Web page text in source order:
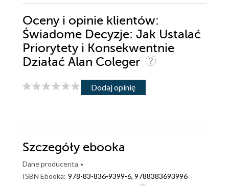
Oceny i opinie klientów:
Świadome Decyzje: Jak Ustalać
Priorytety i Konsekwentnie
Działać Alan Coleger
Dodaj opinię
Szczegóły ebooka
Dane producenta »
ISBN Ebooka: 978-83-836-9399-6, 9788383693996